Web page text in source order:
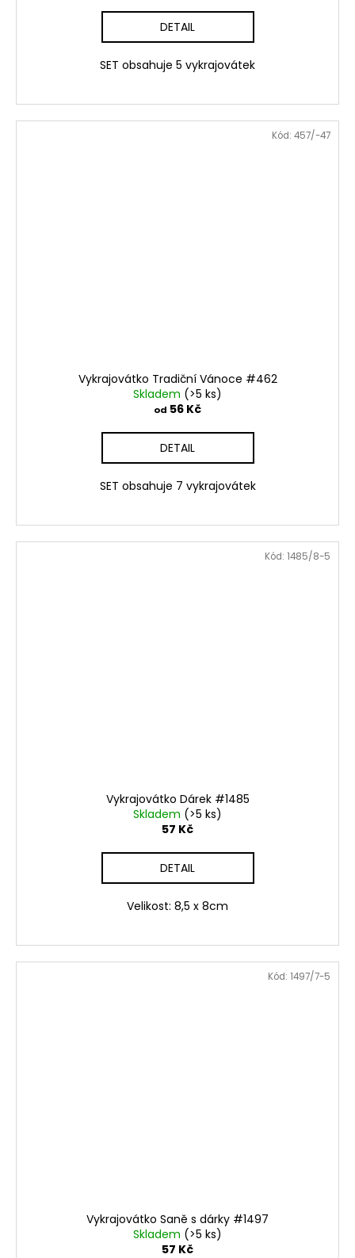
DETAIL
SET obsahuje 5 vykrajovátek
Vykrajovátko Tradiční Vánoce #462
Skladem (>5 ks)
od 56 Kč
DETAIL
SET obsahuje 7 vykrajovátek
Kód: 457/-47
Vykrajovátko Dárek #1485
Skladem (>5 ks)
57 Kč
DETAIL
Velikost: 8,5 x 8cm
Kód: 1485/8-5
Vykrajovátko Saně s dárky #1497
Skladem (>5 ks)
57 Kč
Kód: 1497/7-5